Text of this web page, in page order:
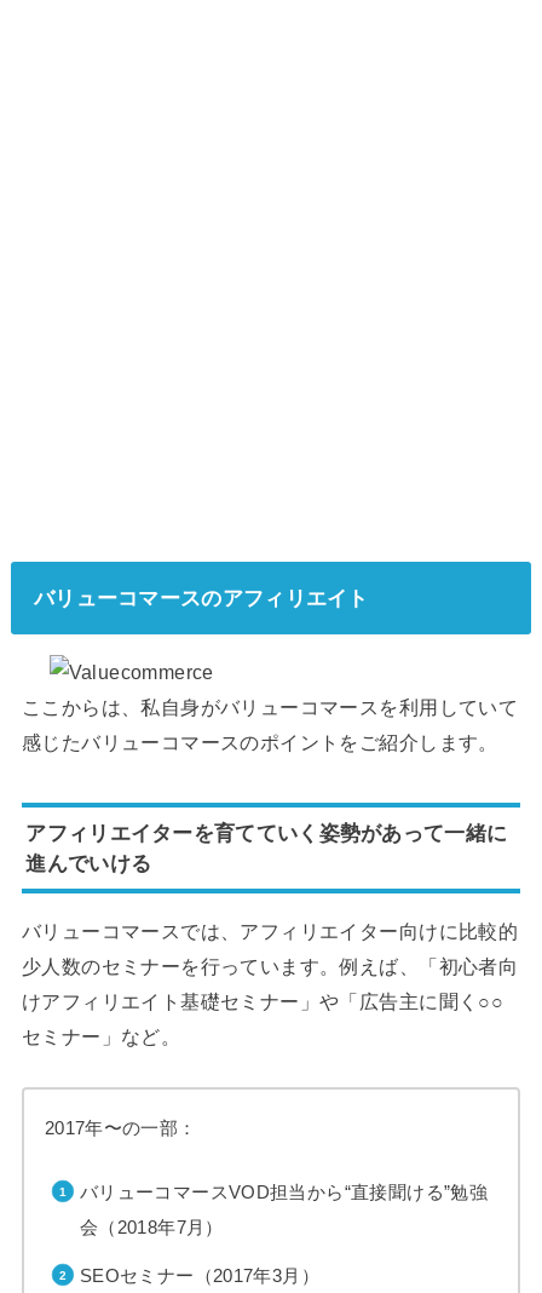
バリューコマースのアフィリエイト
ここからは、私自身がバリューコマースを利用していて
感じたバリューコマースのポイントをご紹介します。
アフィリエイターを育てていく姿勢があって一緒に
進んでいける
バリューコマースでは、アフィリエイター向けに比較的
少人数のセミナーを行っています。例えば、「初心者向
けアフィリエイト基礎セミナー」や「広告主に聞く○○
セミナー」など。
2017年〜の一部：
バリューコマースVOD担当から“直接聞ける”勉強
会（2018年7月）
SEOセミナー（2017年3月）